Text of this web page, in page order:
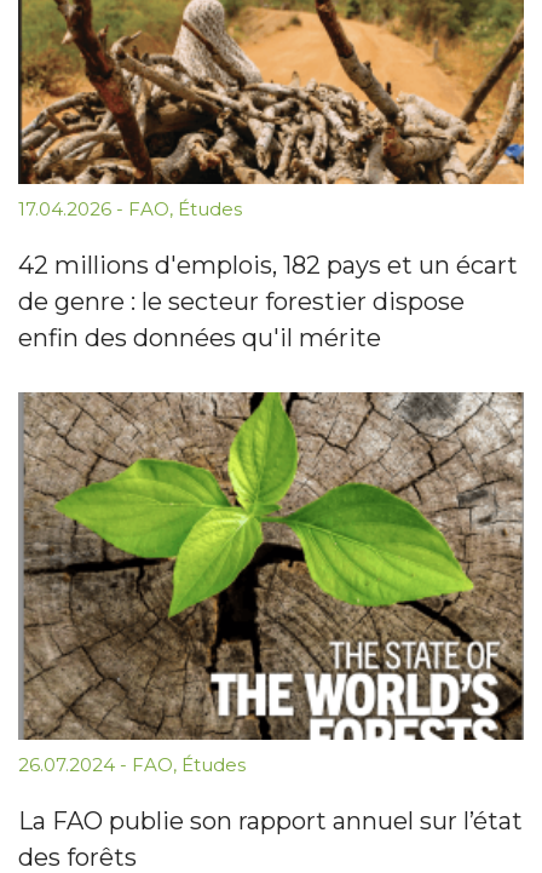
17.04.2026 - FAO, Études
42 millions d'emplois, 182 pays et un écart
de genre : le secteur forestier dispose
enfin des données qu'il mérite
26.07.2024 - FAO, Études
La FAO publie son rapport annuel sur l’état
des forêts